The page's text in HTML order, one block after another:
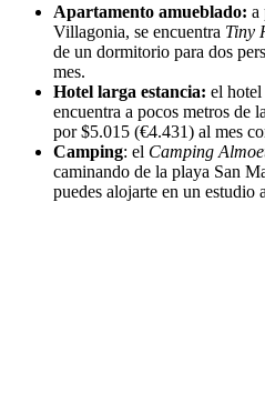
Apartamento amueblado: a
Villagonia, se encuentra Tiny
de un dormitorio para dos
mes.
Hotel larga estancia: el hotel
encuentra a pocos metros de
por $5.015 (€4.431) al mes
Camping: el Camping
caminando de la playa San
puedes alojarte en un estudio